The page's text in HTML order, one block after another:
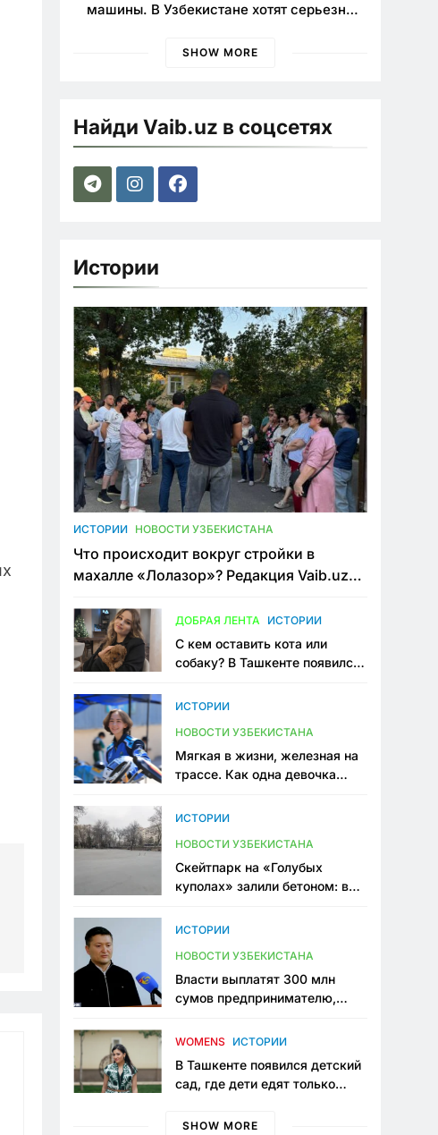
машины. В Узбекистане хотят серьезно
SHOW MORE
Найди Vaib.uz в соцсетях
Истории
ИСТОРИИ НОВОСТИ УЗБЕКИСТАНА
Что происходит вокруг стройки в
махалле «Лолазор»? Редакция Vaib.uz
конфликта
ДОБРАЯ ЛЕНТА ИСТОРИИ
С кем оставить кота или
собаку? В Ташкенте появился
ИСТОРИИ
НОВОСТИ УЗБЕКИСТАНА
Мягкая в жизни, железная на
трассе. Как одна девочка
Узбекистане
ИСТОРИИ
НОВОСТИ УЗБЕКИСТАНА
Скейтпарк на «Голубых
куполах» залили бетоном: в
одно общественное
ИСТОРИИ
НОВОСТИ УЗБЕКИСТАНА
Власти выплатят 300 млн
сумов предпринимателю,
тюрьме по незаконному
WOMENS ИСТОРИИ
В Ташкенте появился детский
сад, где дети едят только
мама, которая устала просить
SHOW MORE